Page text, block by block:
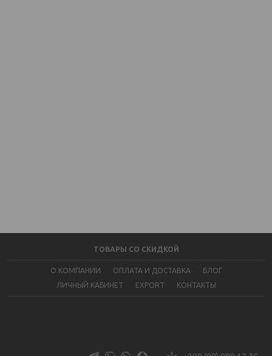
О КОМПАНИИ ОПЛАТА И ДОСТАВКА
БЛОГ
ЛИЧНЫЙ КАБИНЕТ
EXPORT КОНТАКТЫ
ТОВАРЫ СО СКИДКОЙ